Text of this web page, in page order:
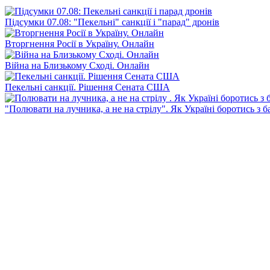
Підсумки 07.08: "Пекельні" санкції і "парад" дронів
Вторгнення Росії в Україну. Онлайн
Війна на Близькому Сході. Онлайн
Пекельні санкції. Рішення Сената США
"Полювати на лучника, а не на стрілу". Як Україні боротись з